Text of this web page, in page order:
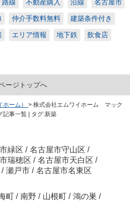
路線 不動産購入 沿線 名古屋市
仲介手数料無料 建築条件付き
エリア情報 地下鉄 飲食店
ージトップへ
ーム） > 株式会社エムワイホーム マック
記事一覧 | タグ:新築
緑区 / 名古屋市守山区 /
瑞穂区 / 名古屋市天白区 /
/ 瀬戸市 / 名古屋市名東区
町 / 南野 / 山根町 / 鴻の巣 /